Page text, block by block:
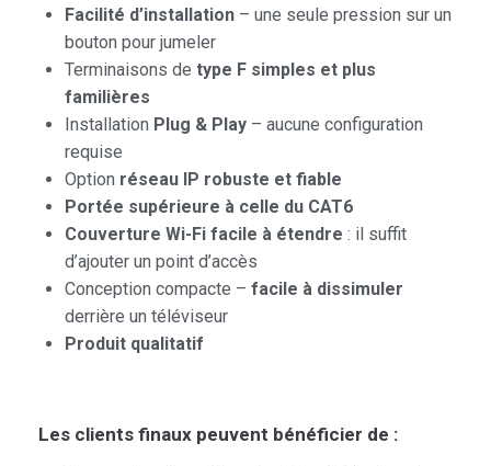
Facilité d’installation – une seule pression sur un
bouton pour jumeler
Terminaisons de type F simples et plus
familières
Installation Plug & Play – aucune configuration
requise
Option réseau IP robuste et fiable
Portée supérieure à celle du CAT6
Couverture Wi-Fi facile à étendre : il suffit
d’ajouter un point d’accès
Conception compacte – facile à dissimuler
derrière un téléviseur
Produit qualitatif
Les clients finaux peuvent bénéficier de :